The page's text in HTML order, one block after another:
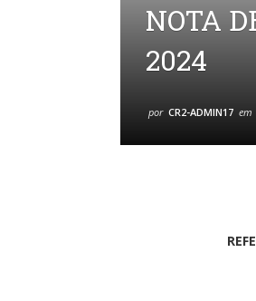
NOTA
2024
por CR2-ADMIN17 em